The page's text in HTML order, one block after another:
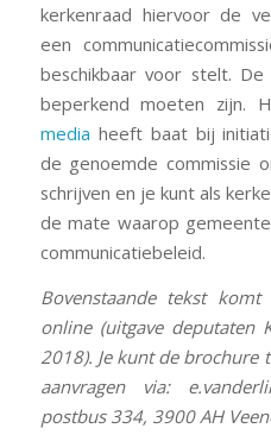
kerkenraad hiervoor de
een
beschikbaar voor stelt.
beperkend moeten zijn.
media heeft baat bij
de genoemde commissie
schrijven en je kunt als
de mate waarop
communicatiebeleid.
Bovenstaande tekst
online (uitgave deputaten
2018). Je kunt de brochure
aanvragen via:
postbus 334, 3900 AH